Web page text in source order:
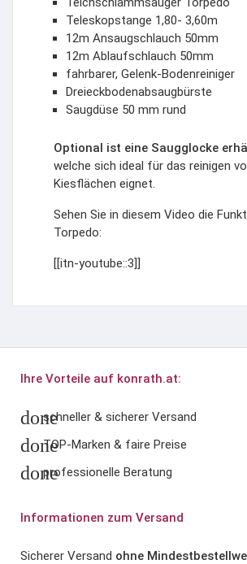
Teleskopstange 1,80- 3,60m
12m Ansaugschlauch 50mm
12m Ablaufschlauch 50mm
fahrbarer, Gelenk-Bodenreiniger
Dreieckbodenabsaugbürste
Saugdüse 50 mm rund
Optional ist eine Saugglocke
welche sich ideal für das reinigen
Kiesflächen eignet.
Sehen Sie in diesem Video die
Torpedo:
[[itn-youtube::3]]
Ihre Vorteile auf konrath.at:
doneschneller & sicherer Versand
doneTOP-Marken & faire Preise
doneprofessionelle Beratung
Informationen zum Versand
Sicherer Versand ohne